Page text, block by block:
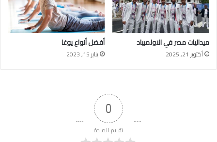
ميداليات مصر في الاولمبياد
أكتوبر 21, 2025
أفضل أنواع يوغا
يناير 15, 2023
0
تقييم المادة